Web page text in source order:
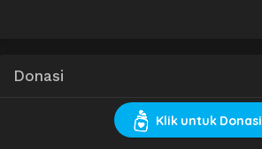
Donasi
Klik untuk Donasi